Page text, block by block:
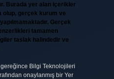
Burada yer alan içerikler
olup, gerçek kurum ve
Gerçek
tamamen
taslak halindedir ve
gereğince Bilgi Teknolojileri
onaylanmış bir Yer